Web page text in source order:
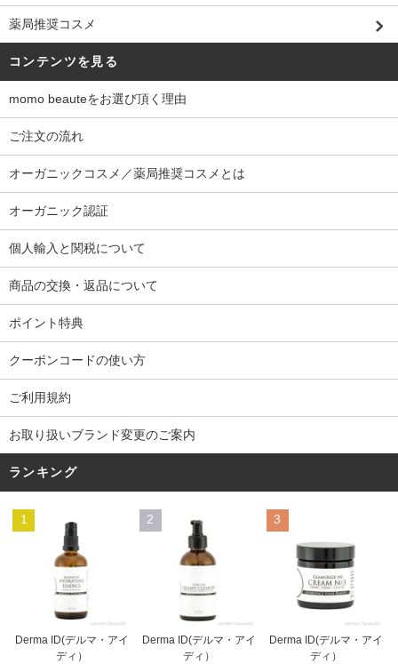
薬局推奨コスメ
コンテンツを見る
momo beauteをお選び頂く理由
ご注文の流れ
オーガニックコスメ／薬局推奨コスメとは
オーガニック認証
個人輸入と関税について
商品の交換・返品について
ポイント特典
クーポンコードの使い方
ご利用規約
お取り扱いブランド変更のご案内
ランキング
1
Derma ID(デルマ・アイ
ディ）
2
Derma ID(デルマ・アイ
ディ）
3
Derma ID(デルマ・アイ
ディ）